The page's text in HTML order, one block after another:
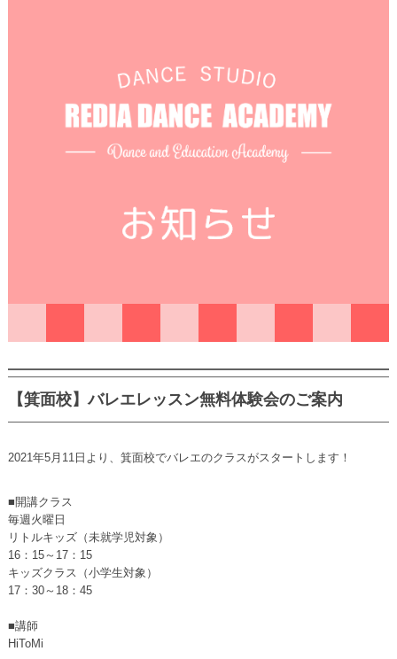
【箕面校】バレエレッスン無料体験会のご案内
2021年5月11日より、箕面校でバレエのクラスがスタートします！
■開講クラス
毎週火曜日
リトルキッズ（未就学児対象）
16：15～17：15
キッズクラス（小学生対象）
17：30～18：45
■講師
HiToMi